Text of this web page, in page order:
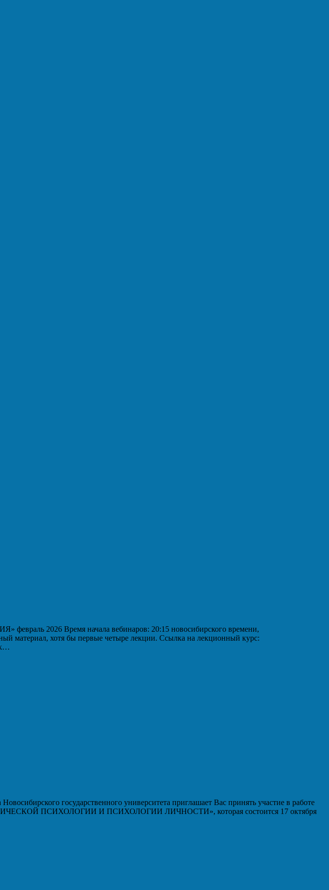
2026 Время начала вебинаров: 20:15 новосибирского времени,
материал, хотя бы первые четыре лекции. Ссылка на лекционный курс:
государственного университета приглашает Вас принять участие в работе
ПСИХОЛОГИИ И ПСИХОЛОГИИ ЛИЧНОСТИ», которая состоится 17 октября